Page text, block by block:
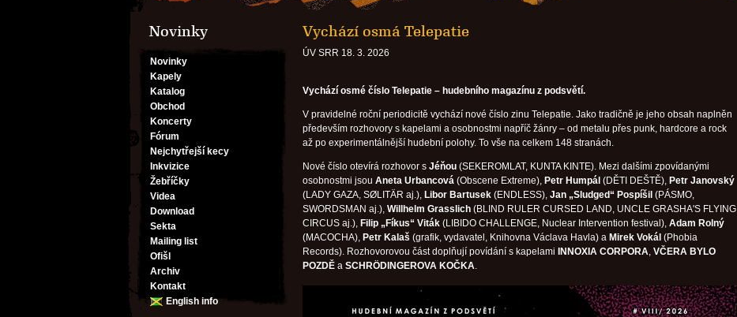
Novinky
Novinky
Kapely
Katalog
Obchod
Koncerty
Fórum
Nejchytřejší kecy
Inkvizice
Žebříčky
Videa
Download
Sekta
Mailing list
Ofišl
Archiv
Kontakt
English info
Vychází osmá Telepatie
ÚV SRR 18. 3. 2026
Vychází osmé číslo Telepatie – hudebního magazínu z podsvětí.
V pravidelné roční periodicitě vychází nové číslo zinu Telepatie. Jako tradičně je jeho obsah naplněn
především rozhovory s kapelami a osobnostmi napříč žánry – od metalu přes punk, hardcore a rock
až po experimentálnější hudební polohy. To vše na celkem 148 stranách.
Nové číslo otevírá rozhovor s Jéňou (SEKEROMLAT, KUNTA KINTE). Mezi dalšími zpovídanými
osobnostmi jsou Aneta Urbancová (Obscene Extreme), Petr Humpál (DĚTI DEŠTĚ), Petr Janovský
(LADY GAZA, SØLITÄR aj.), Libor Bartusek (ENDLESS), Jan „Sludged“ Pospíšil (PÁSMO,
SWORDSMAN aj.), Willhelm Grasslich (BLIND RULER CURSED LAND, UNCLE GRASHA'S FLYING
CIRCUS aj.), Filip „Fíkus“ Viták (LIBIDO CHALLENGE, Nuclear Intervention festival), Adam Rolný
(MACOCHA), Petr Kalaš (grafik, vydavatel, Knihovna Václava Havla) a Mirek Vokál (Phobia
Records). Rozhovorovou část doplňují povídání s kapelami
INNOXIA CORPORA, VČERA BYLO
POZDĚ a SCHRÖDINGEROVA KOČKA.